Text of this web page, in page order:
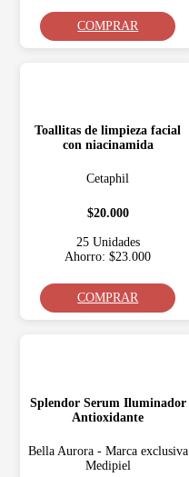
COMPRAR
Toallitas de limpieza facial
con niacinamida
Cetaphil
$20.000
25 Unidades
Ahorro: $23.000
COMPRAR
Splendor Serum Iluminador
Antioxidante
Bella Aurora - Marca exclusiva
Medipiel